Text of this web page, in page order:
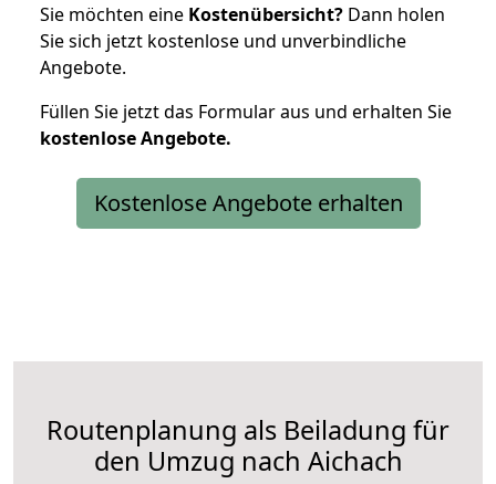
Sie möchten eine Kostenübersicht? Dann holen
Sie sich jetzt kostenlose und unverbindliche
Angebote.
Füllen Sie jetzt das Formular aus und erhalten Sie
kostenloseAngebote.
Kostenlose Angebote erhalten
Routenplanung als Beiladung für
den Umzug nach Aichach